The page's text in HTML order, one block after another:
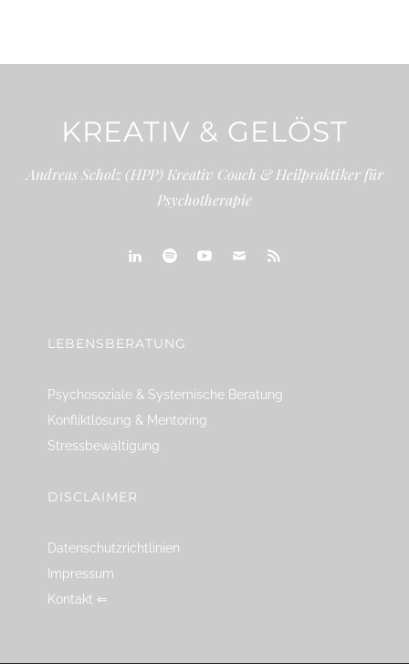
KREATIV & GELÖST
Andreas Scholz (HPP) Kreativ Coach & Heilpraktiker für
Psychotherapie
LEBENSBERATUNG
Psychosoziale & Systemische Beratung
Konfliktlösung & Mentoring
Stressbewältigung
DISCLAIMER
Datenschutzrichtlinien
Impressum
Kontakt ⇐